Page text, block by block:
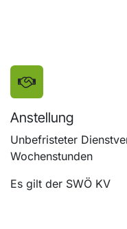
Anstellung
Unbefristeter
Wochenstunden
Es gilt der SWÖ KV